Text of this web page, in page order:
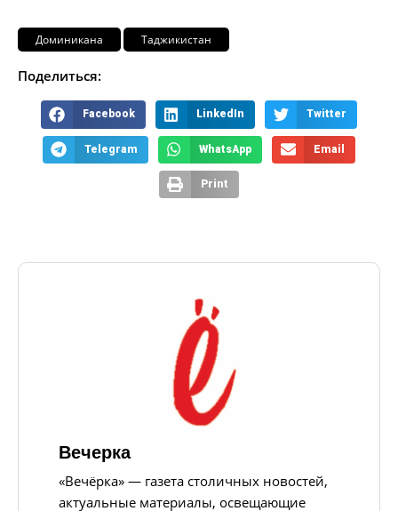
Доминикана Таджикистан
Поделиться:
Facebook LinkedIn Twitter
Telegram WhatsApp Email
Print
Вечерка
«Вечёрка» — газета столичных новостей,
актуальные материалы, освещающие